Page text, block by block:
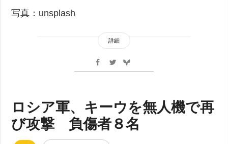
写真：unsplash
詳細
ロシア軍、キーウを無人機で再
び攻撃 負傷者８名